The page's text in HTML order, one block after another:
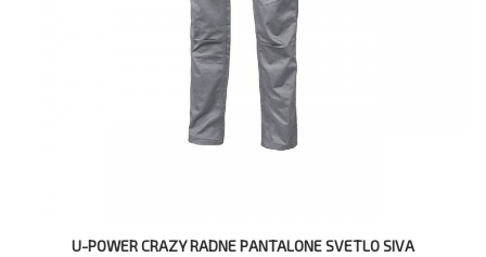
U-POWER CRAZY RADNE PANTALONE SVETLO SIVA